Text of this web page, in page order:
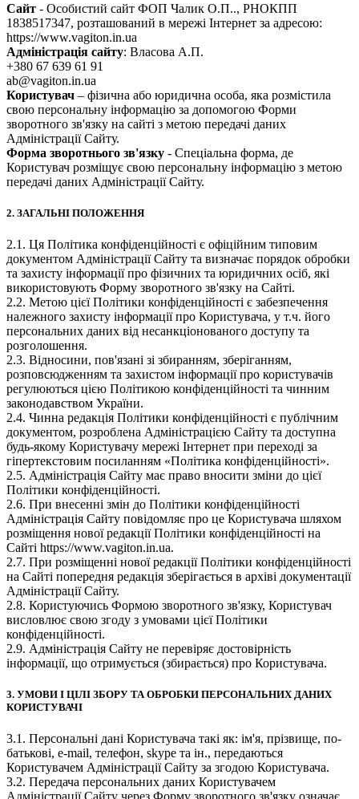
Сайт - Особистий сайт ФОП Чалик О.П.., РНОКПП
1838517347, розташований в мережі Інтернет за адресою:
https://www.vagiton.in.ua
Адміністрація сайту: Власова А.П.
+380 67 639 61 91
ab@vagiton.in.ua
Користувач – фізична або юридична особа, яка розмістила
свою персональну інформацію за допомогою Форми
зворотного зв'язку на сайті з метою передачі даних
Адміністрації Сайту.
Форма зворотнього зв'язку - Спеціальна форма, де
Користувач розміщує свою персональну інформацію з метою
передачі даних Адміністрації Сайту.
2. ЗАГАЛЬНІ ПОЛОЖЕННЯ
2.1. Ця Політика конфіденційності є офіційним типовим
документом Адміністрації Сайту та визначає порядок обробки
та захисту інформації про фізичних та юридичних осіб, які
використовують Форму зворотного зв'язку на Сайті.
2.2. Метою цієї Політики конфіденційності є забезпечення
належного захисту інформації про Користувача, у т.ч. його
персональних даних від несанкціонованого доступу та
розголошення.
2.3. Відносини, пов'язані зі збиранням, зберіганням,
розповсюдженням та захистом інформації про користувачів
регулюються цією Політикою конфіденційності та чинним
законодавством України.
2.4. Чинна редакція Політики конфіденційності є публічним
документом, розроблена Адміністрацією Сайту та доступна
будь-якому Користувачу мережі Інтернет при переході за
гіпертекстовим посиланням «Політика конфіденційності».
2.5. Адміністрація Сайту має право вносити зміни до цієї
Політики конфіденційності.
2.6. При внесенні змін до Політики конфіденційності
Адміністрація Сайту повідомляє про це Користувача шляхом
розміщення нової редакції Політики конфіденційності на
Сайті https://www.vagiton.in.ua.
2.7. При розміщенні нової редакції Політики конфіденційності
на Сайті попередня редакція зберігається в архіві документації
Адміністрації Сайту.
2.8. Користуючись Формою зворотного зв'язку, Користувач
висловлює свою згоду з умовами цієї Політики
конфіденційності.
2.9. Адміністрація Сайту не перевіряє достовірність
інформації, що отримується (збирається) про Користувача.
3. УМОВИ І ЦІЛІ ЗБОРУ ТА ОБРОБКИ ПЕРСОНАЛЬНИХ ДАНИХ
КОРИСТУВАЧІ
3.1. Персональні дані Користувача такі як: ім'я, прізвище, по-
батькові, e-mail, телефон, skype та ін., передаються
Користувачем Адміністрації Сайту за згодою Користувача.
3.2. Передача персональних даних Користувачем